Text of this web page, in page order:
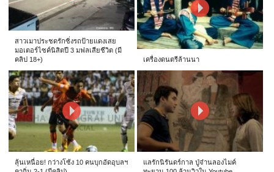
สาวเมาประชดรักซิ่งรถป้ายแดงเสย
มอเตอร์ไซค์นิสิตปี 3 มฟลเสียชีวิต (มี
คลิป 18+)
เครื่องดนตรีล้านนา
ลุ้นเหนื่อย! กว่างโซ้ง 10 คนบุกอัดอุบลฯ
แลรักนิรันดร์กาล ปู่จ๋านลองไมค์